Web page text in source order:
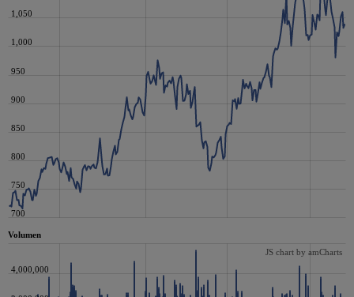
700
750
800
850
900
950
1,000
1,050
Volumen
4,000,000
JS chart by amCharts